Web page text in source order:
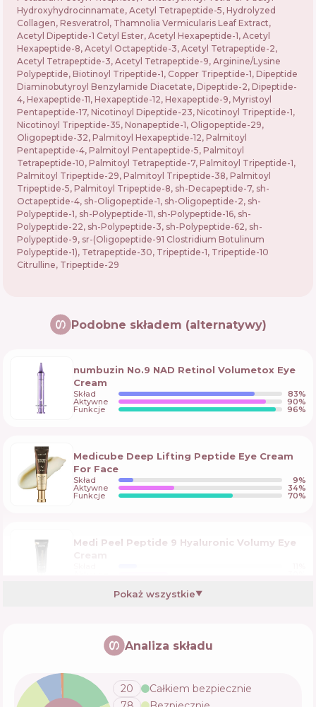
Hydroxyhydrocinnamate, Acetyl Tetrapeptide-5, Hydrolyzed
Collagen, Resveratrol, Thamnolia Vermicularis Leaf Extract,
Acetyl Dipeptide-1 Cetyl Ester, Acetyl Hexapeptide-1, Acetyl
Hexapeptide-8, Acetyl Octapeptide-3, Acetyl Tetrapeptide-2,
Acetyl Tetrapeptide-3, Acetyl Tetrapeptide-9, Arginine/Lysine
Polypeptide, Biotinoyl Tripeptide-1, Copper Tripeptide-1, Dipeptide
Diaminobutyroyl Benzylamide Diacetate, Dipeptide-2, Dipeptide-
4, Hexapeptide-11, Hexapeptide-12, Hexapeptide-9, Myristoyl
Pentapeptide-17, Nicotinoyl Dipeptide-23, Nicotinoyl Tripeptide-1,
Nicotinoyl Tripeptide-35, Nonapeptide-1, Oligopeptide-29,
Oligopeptide-32, Palmitoyl Hexapeptide-12, Palmitoyl
Pentapeptide-4, Palmitoyl Pentapeptide-5, Palmitoyl
Tetrapeptide-10, Palmitoyl Tetrapeptide-7, Palmitoyl Tripeptide-1,
Palmitoyl Tripeptide-29, Palmitoyl Tripeptide-38, Palmitoyl
Tripeptide-5, Palmitoyl Tripeptide-8, sh-Decapeptide-7, sh-
Octapeptide-4, sh-Oligopeptide-1, sh-Oligopeptide-2, sh-
Polypeptide-1, sh-Polypeptide-11, sh-Polypeptide-16, sh-
Polypeptide-22, sh-Polypeptide-3, sh-Polypeptide-62, sh-
Polypeptide-9, sr-(Oligopeptide-91 Clostridium Botulinum
Polypeptide-1), Tetrapeptide-30, Tripeptide-1, Tripeptide-10
Citrulline, Tripeptide-29
Podobne składem (alternatywy)
numbuzin No.9 NAD Retinol Volumetox Eye
Cream
Skład 83%
Aktywne 90%
Funkcje 96%
Medicube Deep Lifting Peptide Eye Cream
For Face
Skład 9%
Aktywne 34%
Funkcje 70%
Medi Peel Peptide 9 Hyaluronic Volumy Eye
Arocell Wrinkle Soution Eye Cream
Aktywne
Pokaż wszystkie▼
Analiza składu
20
Całkiem bezpiecznie